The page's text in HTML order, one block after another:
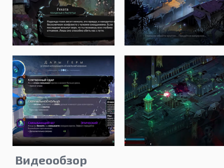
Видеообзор